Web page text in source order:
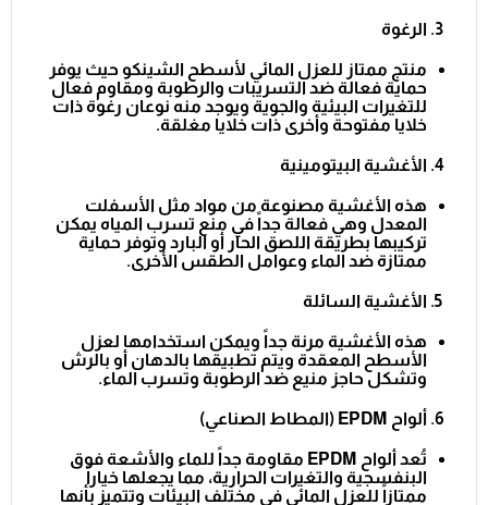
الرغوة
منتج ممتاز للعزل المائي لأسطح الشينكو حيث يوفر
حماية فعالة ضد التسريبات والرطوبة ومقاوم فعال
للتغيرات البيئية والجوية ويوجد منه نوعان رغوة ذات
خلايا مفتوحة وأخرى ذات خلايا مغلقة.
الأغشية البيتومينية
هذه الأغشية مصنوعة من مواد مثل الأسفلت
المعدل وهي فعالة جداً في منع تسرب المياه يمكن
تركيبها بطريقة اللصق الحار أو البارد وتوفر حماية
ممتازة ضد الماء وعوامل الطقس الأخرى.
الأغشية السائلة
هذه الأغشية مرنة جداً ويمكن استخدامها لعزل
الأسطح المعقدة ويتم تطبيقها بالدهان أو بالرش
وتشكل حاجز منيع ضد الرطوبة وتسرب الماء.
ألواح EPDM (المطاط الصناعي)
تُعد ألواح EPDM مقاومة جداً للماء والأشعة فوق
البنفسجية والتغيرات الحرارية، مما يجعلها خياراً
ممتازاً للعزل المائي في مختلف البيئات وتتميز بأنها